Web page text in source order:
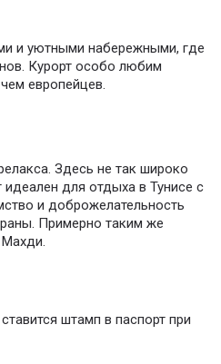
и уютными набережными, где
Курорт особо любим
европейцев.
Здесь не так широко
идеален для отдыха в Тунисе с
и доброжелательность
Примерно таким же
штамп в паспорт при